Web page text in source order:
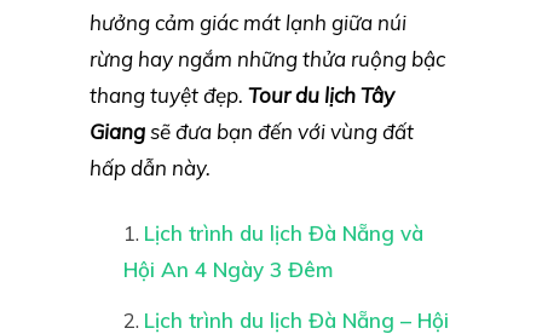
hưởng cảm giác mát lạnh giữa núi
rừng hay ngắm những thửa ruộng bậc
thang tuyệt đẹp. Tour du lịch Tây
Giangsẽ đưa bạn đến với vùng đất
hấp dẫn này.
Lịch trình du lịch Đà Nẵng và
Hội An 4 Ngày 3 Đêm
Lịch trình du lịch Đà Nẵng – Hội